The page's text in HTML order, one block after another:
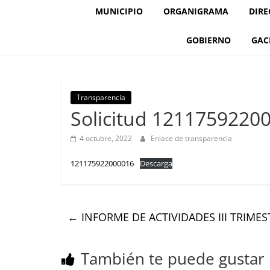
MUNICIPIO ORGANIGRAMA
GOBIERNO
Transparencia
Solicitud
4 octubre, 2022 Enlace de transparencia
121175922000016 Descarga
← INFORME DE ACTIVIDADES III
También te puede gustar